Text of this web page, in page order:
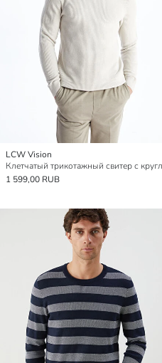
LCW Vision
1 599,00 RUB